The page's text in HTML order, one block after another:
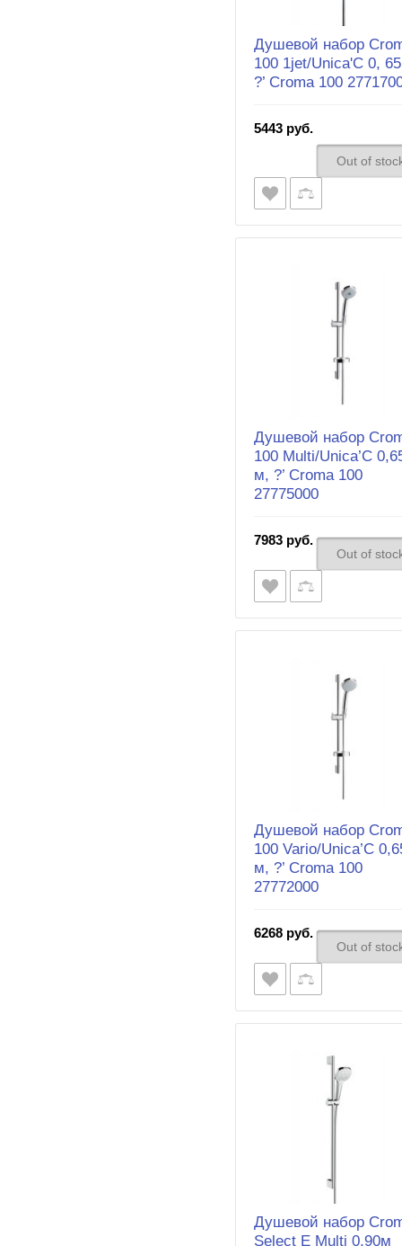
Душевой набор
100 1jet/Unica'C 0,
?’ Croma 100
5443 руб.
Out of
Душевой набор
100 Multi/Unica’C
м, ?’ Croma 100
27775000
7983 руб.
Out of
Душевой набор
100 Vario/Unica’C
м, ?’ Croma 100
27772000
6268 руб.
Out of
Душевой набор
Select E Multi 0,90м